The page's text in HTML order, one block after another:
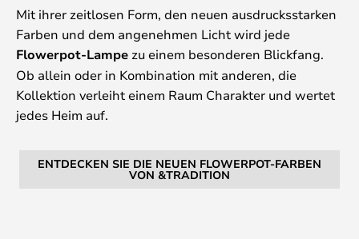
Mit ihrer zeitlosen Form, den neuen ausdrucksstarken
Farben und dem angenehmen Licht wird jede
Flowerpot-Lampe zu einem besonderen Blickfang.
Ob allein oder in Kombination mit anderen, die
Kollektion verleiht einem Raum Charakter und wertet
jedes Heim auf.
ENTDECKEN SIE DIE NEUEN FLOWERPOT-FARBEN
VON &TRADITION